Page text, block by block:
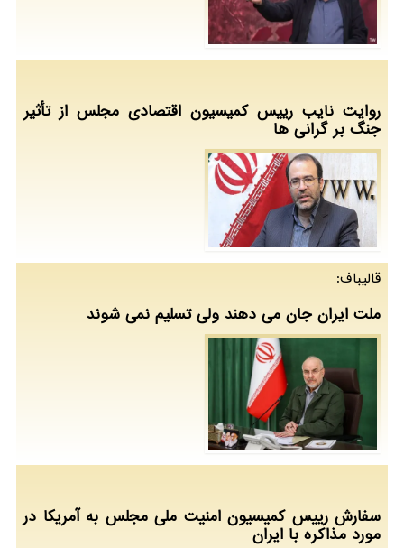
روایت نایب رییس کمیسیون اقتصادی مجلس از تأثیر
جنگ بر گرانی ها
قالیباف:
ملت ایران جان می دهند ولی تسلیم نمی شوند
سفارش رییس کمیسیون امنیت ملی مجلس به آمریکا در
مورد مذاکره با ایران